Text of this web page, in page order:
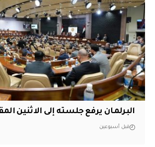
البرلمان يرفع جلسته إلى الاثنين
قبل أسبوعين